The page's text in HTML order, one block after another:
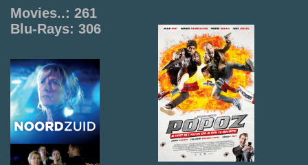
Movies..: 261
Blu-Rays: 306